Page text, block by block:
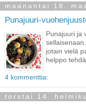
maanantai 18.
Punajuuri-
Punajuuri ja
jotain vielä
helppo
4 kommenttia:
torstai 14.